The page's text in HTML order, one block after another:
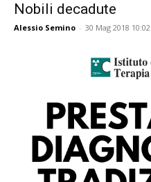
Nobili decadute
Alessio Semino - 30 Mag 2018 10:02